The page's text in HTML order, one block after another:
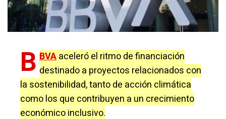
B BVAaceleró el ritmo de financiación
destinado a proyectos relacionados con
la sostenibilidad, tanto de acción climática
como los que contribuyen a un crecimiento
económico inclusivo.